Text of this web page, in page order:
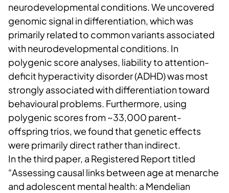
neurodevelopmental conditions. We uncovered
genomic signal in differentiation, which was
primarily related to common variants associated
with neurodevelopmental conditions. In
polygenic score analyses, liability to attention-
deficit hyperactivity disorder (ADHD) was most
strongly associated with differentiation toward
behavioural problems. Furthermore, using
polygenic scores from ~33,000 parent-
offspring trios, we found that genetic effects
were primarily direct rather than indirect.
In the third paper, a Registered Report titled
“Assessing causal links between age at menarche
and adolescent mental health: a Mendelian